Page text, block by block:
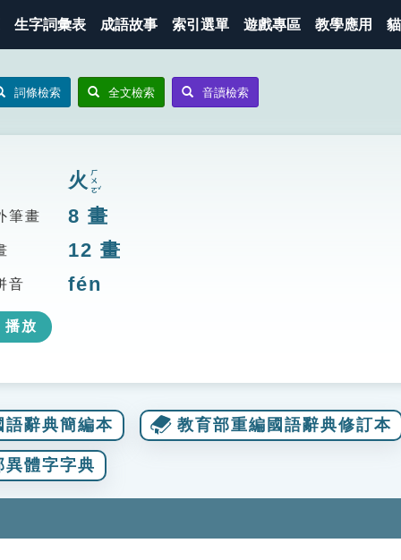
生字詞彙表 成語故事 索引選單 遊戲專區 教學應用
詞條檢索 全文檢索 音讀檢索
火 ㄏㄨㄛˇ
筆畫 8 畫
12 畫
音 fén
播放
語辭典簡編本 教育部重編國語辭典修訂本
異體字字典